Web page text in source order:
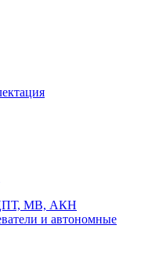
МВ, АКН
и автономные